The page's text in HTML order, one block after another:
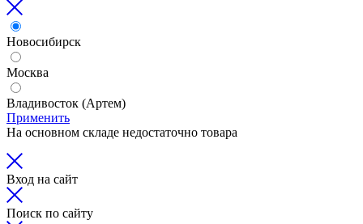
Новосибирск
Москва
Владивосток (Артем)
Применить
На основном складе недостаточно товара
Вход на сайт
Поиск по сайту